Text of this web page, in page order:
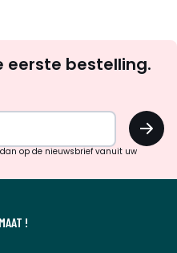
eerste bestelling.
OK
op de nieuwsbrief vanuit uw
!